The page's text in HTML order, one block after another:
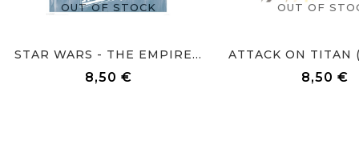
OUT OF STOCK
STAR WARS - THE EMPIRE...
8,50 €
OUT OF
8,50 €